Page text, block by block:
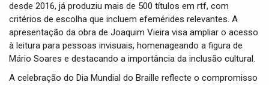
desde 2016, já produziu mais de 500 títulos em rtf, com
critérios de escolha que incluem efemérides relevantes. A
apresentação da obra de Joaquim Vieira visa ampliar o acesso
à leitura para pessoas invisuais, homenageando a figura de
Mário Soares e destacando a importância da inclusão cultural.
A celebração do Dia Mundial do Braille reflecte o compromisso